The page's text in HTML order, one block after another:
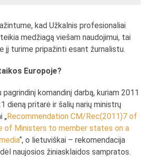
kad Užkalnis profesionaliai
medžiagą viešam naudojimui, tai
jį turime pripažinti esant žurnalistu.
Europoje?
pagrindinį komandinį darbą, kuriam 2011
dieną pritarė ir šalių narių ministrų
„Recommendation CM/Rec(2011)7 of
of Ministers to member states on a
“, o lietuviškai – rekomendacija
naujosios žiniasklaidos sampratos.